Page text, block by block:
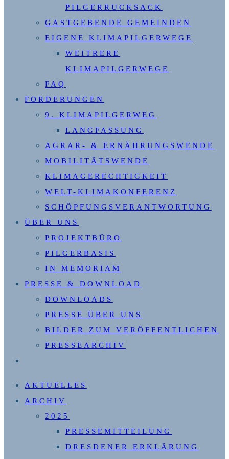
PILGERRUCKSACK
GASTGEBENDE GEMEINDEN
EIGENE KLIMAPILGERWEGE
WEITRERE
KLIMAPILGERWEGE
FAQ
FORDERUNGEN
9. KLIMAPILGERWEG
LANGFASSUNG
AGRAR- & ERNÄHRUNGSWENDE
MOBILITÄTSWENDE
KLIMAGERECHTIGKEIT
WELT-KLIMAKONFERENZ
SCHÖPFUNGSVERANTWORTUNG
ÜBER UNS
PROJEKTBÜRO
PILGERBASIS
IN MEMORIAM
PRESSE & DOWNLOAD
DOWNLOADS
PRESSE ÜBER UNS
BILDER ZUM VERÖFFENTLICHEN
PRESSEARCHIV
UMSCHALTEN
AKTUELLES
ARCHIV
2025
PRESSEMITTEILUNG
DRESDENER ERKLÄRUNG